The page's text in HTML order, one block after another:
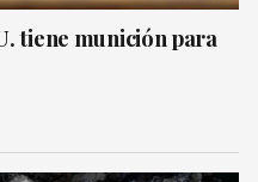
tiene munición para